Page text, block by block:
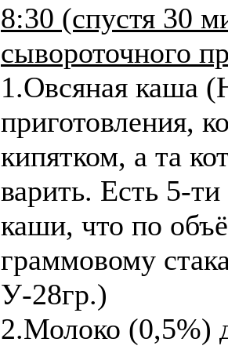
8:30 (спустя 30
сывороточного
1.Овсяная каша
приготовления,
кипятком, а та
варить. Есть 5-
каши, что по
граммовому
У-28гр.)
2.Молоко (0,5%)